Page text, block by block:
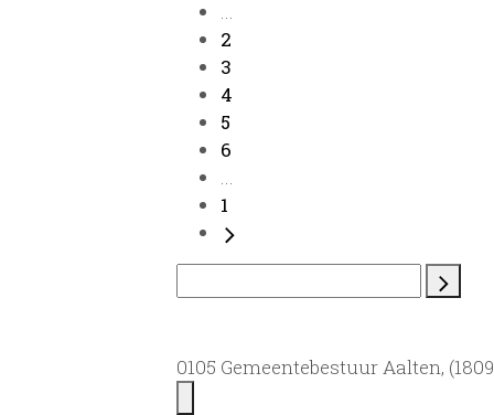
...
2
3
4
5
6
...
1
0105 Gemeentebestuur Aalten,